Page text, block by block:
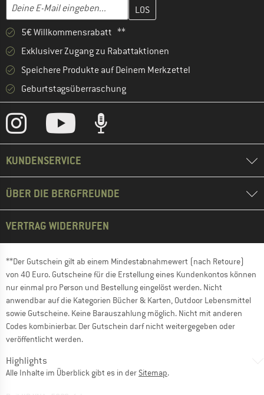
E-Mail-Adresse
5€ Willkommensrabatt **
Exklusiver Zugang zu Rabattaktionen
Speichere Produkte auf Deinem Merkzettel
Geburtstagsüberraschung
KUNDENSERVICE
ÜBER DIE BERGFREUNDE
VERTRAG WIDERRUFEN
**Der Gutschein gilt ab einem Mindestabnahmewert (nach Retoure)
von 40 Euro. Gutscheine für die Erstellung eines Kundenkontos können
nur einmal pro Person und Bestellung eingelöst werden. Nicht
anwendbar auf die Kategorien Bücher & Karten, Outdoor Lebensmittel
sowie Gutscheine. Keine Barauszahlung möglich. Nicht mit anderen
Codes kombinierbar. Der Gutschein darf nicht weitergegeben oder
veröffentlicht werden.
Highlights
Alle Inhalte im Überblick gibt es in der Sitemap.